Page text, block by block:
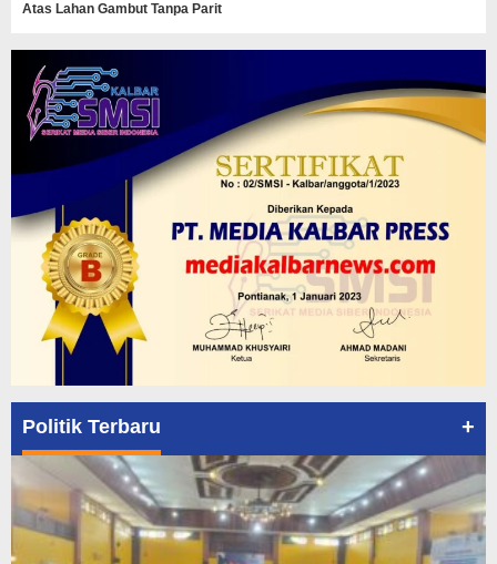
Atas Lahan Gambut Tanpa Parit
Politik Terbaru +